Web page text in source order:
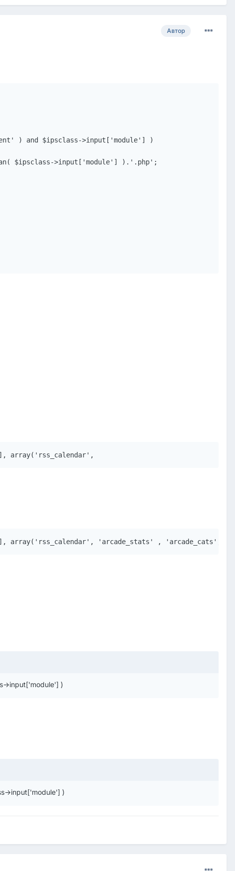
Автор
) and $ipsclass->input['module'] )
$ipsclass->input['module'] ).'.php';
array('rss_calendar',
array('rss_calendar', 'arcade_stats' , 'arcade_cats',
>input['module'] )
>input['module'] )